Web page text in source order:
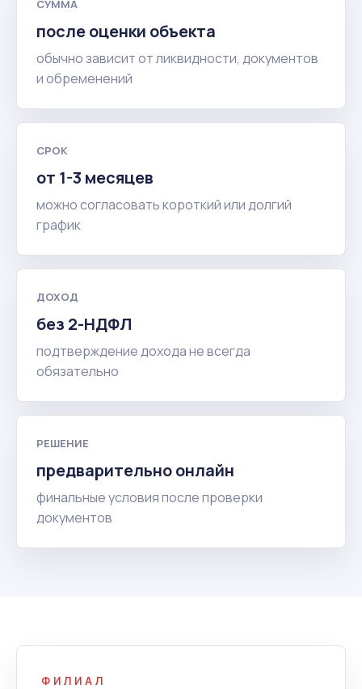
СУММА
после оценки объекта
обычно зависит от ликвидности, документов
и обременений
СРОК
от 1-3 месяцев
можно согласовать короткий или долгий
график
ДОХОД
без 2-НДФЛ
подтверждение дохода не всегда
обязательно
РЕШЕНИЕ
предварительно онлайн
финальные условия после проверки
документов
ФИЛИАЛ